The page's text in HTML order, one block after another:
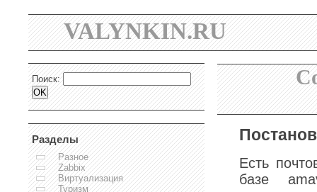
VALYNKIN.RU
Поиск:
Разделы
Разное
Zabbix
Виртуализация
Туризм
Есть
базе